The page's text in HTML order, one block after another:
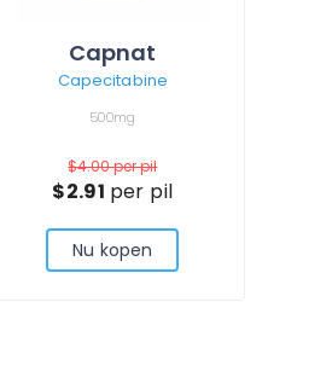
Capnat
Capecitabine
500mg
$4.00per pil
$2.91 per pil
Nu kopen